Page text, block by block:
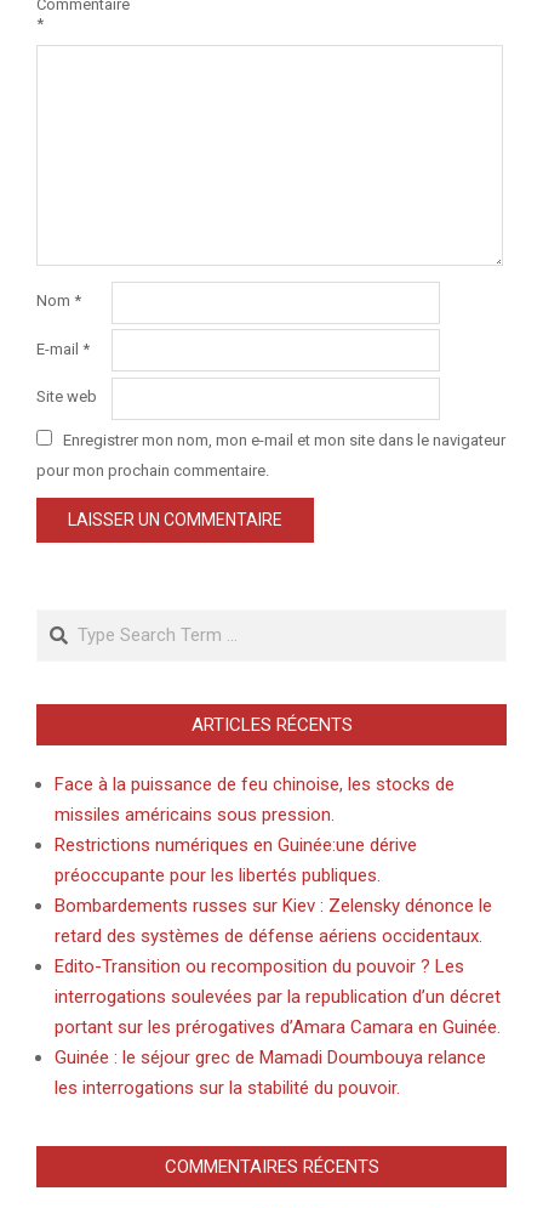
Commentaire
*
Nom *
E-mail *
Site web
Enregistrer mon nom, mon e-mail et mon site dans le navigateur
pour mon prochain commentaire.
ARTICLES RÉCENTS
Face à la puissance de feu chinoise, les stocks de
missiles américains sous pression.
Restrictions numériques en Guinée:une dérive
préoccupante pour les libertés publiques.
Bombardements russes sur Kiev : Zelensky dénonce le
retard des systèmes de défense aériens occidentaux.
Edito-Transition ou recomposition du pouvoir ? Les
interrogations soulevées par la republication d’un décret
portant sur les prérogatives d’Amara Camara en Guinée.
Guinée : le séjour grec de Mamadi Doumbouya relance
les interrogations sur la stabilité du pouvoir.
COMMENTAIRES RÉCENTS